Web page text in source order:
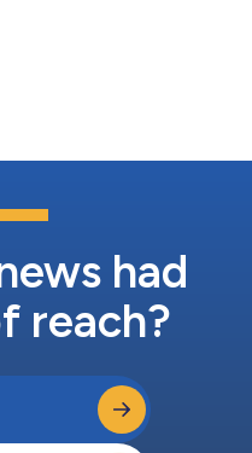
das das Unternehmen im
had
reach?